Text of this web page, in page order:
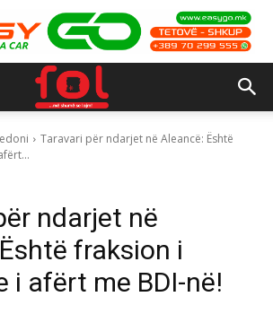
Taravari për ndarjet në Aleancë: Është
ndarjet në
fraksion i
i afërt me BDI-në!